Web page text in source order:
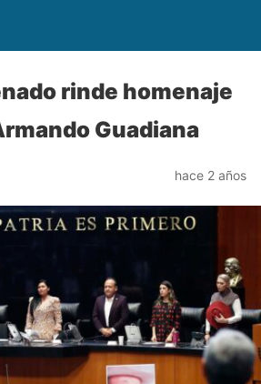
rinde homenaje
Guadiana
hace 2 años